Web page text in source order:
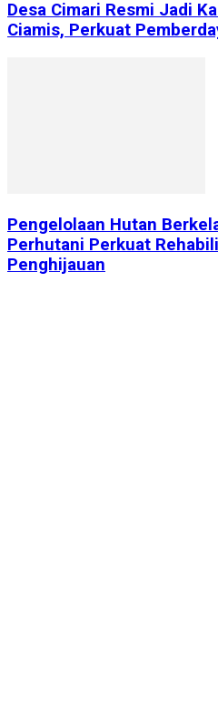
Desa Cimari Resmi Jadi
Ciamis, Perkuat
Pengelolaan Hutan
Perhutani Perkuat
Penghijauan